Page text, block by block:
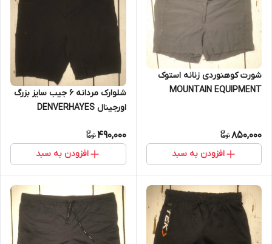
شورت کوهنوردی زنانه استوک
MOUNTAIN EQUIPMENT
850,000
افزودن به سبد
شلوارک مردانه ۶ جیب سایز بزرگ
اورجینال DENVERHAYES
490,000
افزودن به سبد